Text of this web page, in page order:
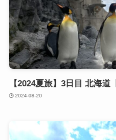
【2024夏旅】3日目 北海道
2024-08-20